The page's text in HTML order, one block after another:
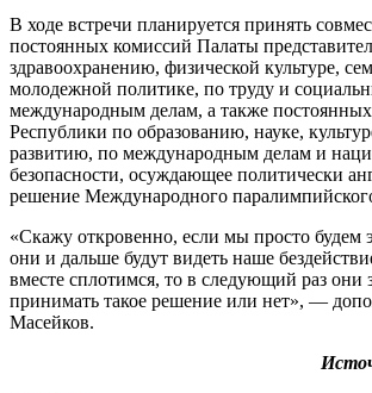
В ходе встречи планируется принять
постоянных комиссий Палаты
здравоохранению, физической культуре,
молодежной политике, по труду и
международным делам, а также
Республики по образованию, науке,
развитию, по международным делам и
безопасности, осуждающее политически
решение Международного
«Скажу откровенно, если мы просто будем
они и дальше будут видеть наше
вместе сплотимся, то в следующий раз они
принимать такое решение или нет», —
Масейков.